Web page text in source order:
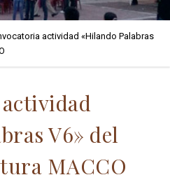
actividad «Hilando Palabras
V6» del
MACCO